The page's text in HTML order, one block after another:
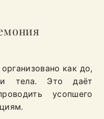
как до,
тела. Это даёт
усопшего